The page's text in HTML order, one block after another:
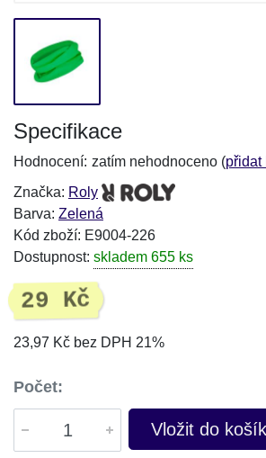
Specifikace
Hodnocení: zatím nehodnoceno (přidat
Značka: Roly
Barva: Zelená
Kód zboží: E9004-226
Dostupnost: skladem 655 ks
29 Kč
23,97 Kč bez DPH 21%
Počet:
Vložit do